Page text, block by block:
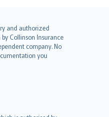
and authorized
Collinson Insurance
company. No
you